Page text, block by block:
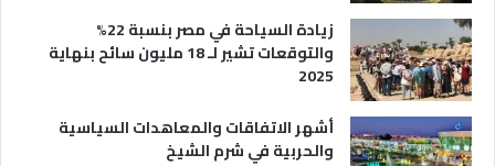
زيادة السياحة في مصر بنسبة 22%
والتوقعات تشير لـ 18 مليون سائح بنهاية
2025
أشهر الاتفاقات والمعاهدات السياسية
والحربية في شرم الشيخ